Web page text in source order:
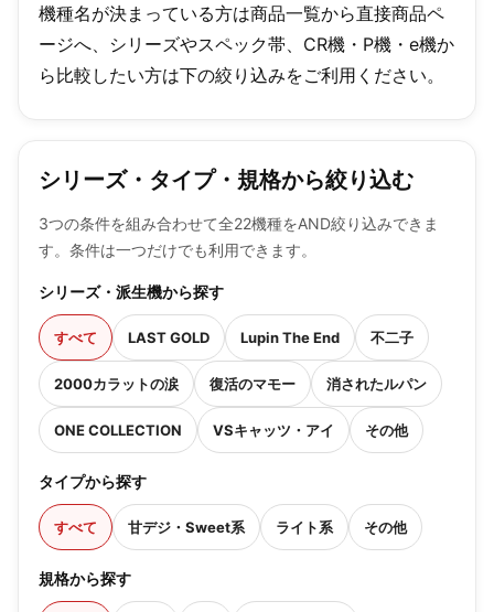
機種名が決まっている方は商品一覧から直接商品ペ
ージへ、シリーズやスペック帯、CR機・P機・e機か
ら比較したい方は下の絞り込みをご利用ください。
シリーズ・タイプ・規格から絞り込む
3つの条件を組み合わせて全22機種をAND絞り込みできま
す。条件は一つだけでも利用できます。
シリーズ・派生機から探す
すべて LAST GOLD Lupin The End 不二子
2000カラットの涙 復活のマモー 消されたルパン
ONE COLLECTION VSキャッツ・アイ その他
タイプから探す
すべて 甘デジ・Sweet系 ライト系 その他
規格から探す